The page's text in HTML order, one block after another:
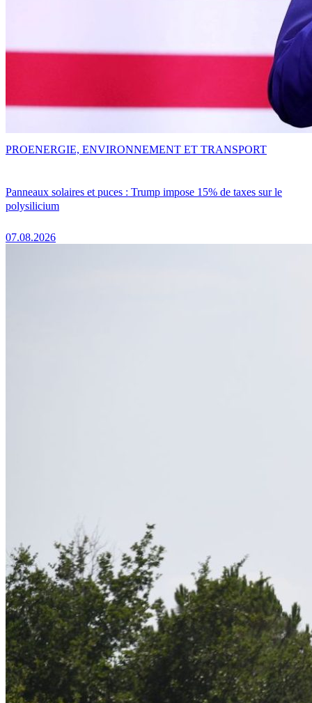
Panneaux solaires et puces : Trump impose 15% de taxes sur le
polysilicium
07.08.2026
PROENERGIE, ENVIRONNEMENT ET TRANSPORT